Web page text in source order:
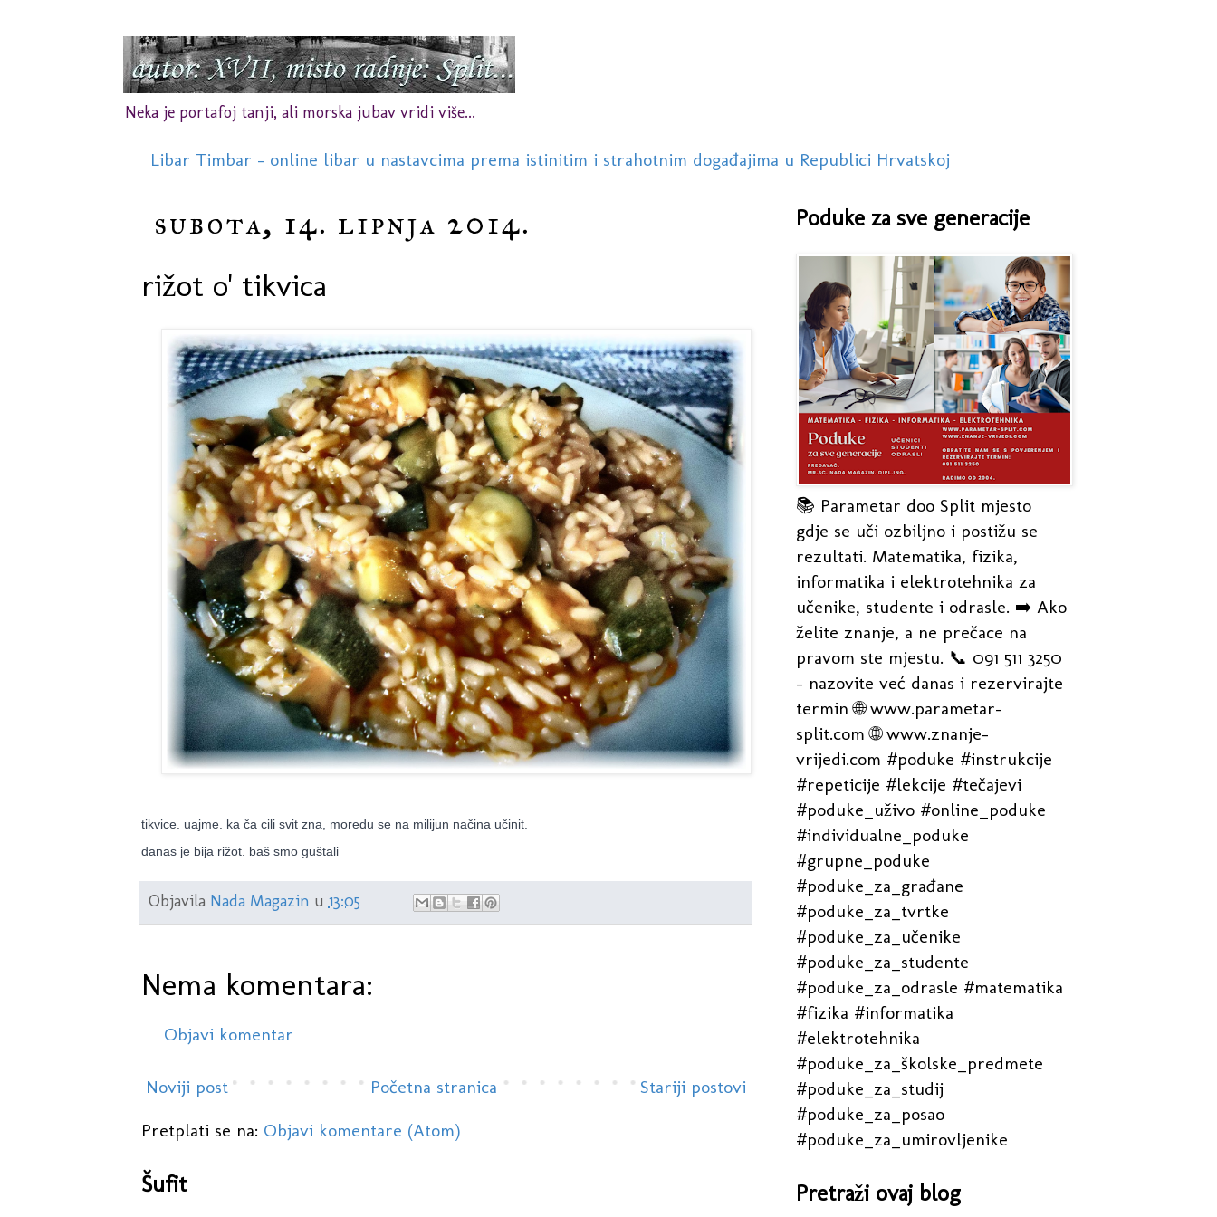
Neka je portafoj tanji, ali morska jubav vridi više...
Libar Timbar - online libar u nastavcima prema istinitim i strahotnim događajima u Republici Hrvatskoj
subota, 14. lipnja 2014.
rižot o' tikvica
tikvice. uajme. ka ča cili svit zna, moredu se na milijun načina učinit.
danas je bija rižot. baš smo guštali
Objavila Nada Magazin u 13:05
Nema komentara:
Objavi komentar
Noviji post Stariji postovi
Početna stranica
Pretplati se na: Objavi komentare (Atom)
Šufit
Poduke za sve generacije
📚 Parametar doo Split mjesto
gdje se uči ozbiljno i postižu se
rezultati. Matematika, fizika,
informatika i elektrotehnika za
učenike, studente i odrasle. ➡️ Ako
želite znanje, a ne prečace na
pravom ste mjestu. 📞 091 511 3250
- nazovite već danas i rezervirajte
termin 🌐 www.parametar-
split.com 🌐 www.znanje-
vrijedi.com #poduke #instrukcije
#repeticije #lekcije #tečajevi
#poduke_uživo #online_poduke
#individualne_poduke
#grupne_poduke
#poduke_za_građane
#poduke_za_tvrtke
#poduke_za_učenike
#poduke_za_studente
#poduke_za_odrasle #matematika
#fizika #informatika
#elektrotehnika
#poduke_za_školske_predmete
#poduke_za_studij
#poduke_za_posao
#poduke_za_umirovljenike
Pretraži ovaj blog